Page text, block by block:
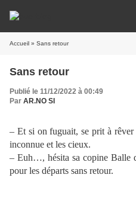
Accueil » Sans retour
Sans retour
Publié le 11/12/2022 à 00:49
Par AR.NO SI
– Et si on fuguait, se prit à rêver
inconnue et les cieux.
– Euh…, hésita sa copine Balle
pour les départs sans retour.